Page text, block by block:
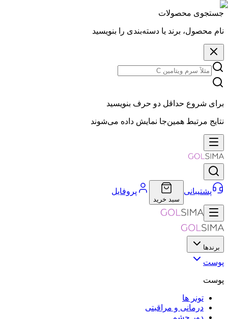
جستجوی محصولات
نام محصول، برند یا دسته‌بندی را بنویسید
برای شروع حداقل دو حرف بنویسید
نتایج مرتبط همین‌جا نمایش داده می‌شوند
پشتیبانی
سبد خرید
پروفایل
برندها
پوست
پوست
تونر ها
درمانی و مراقبتی
دور چشم